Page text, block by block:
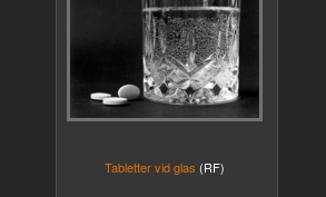
Tabletter vid glas (RF)